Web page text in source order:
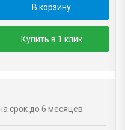
В корзину
Купить в 1 клик
срок до 6 месяцев